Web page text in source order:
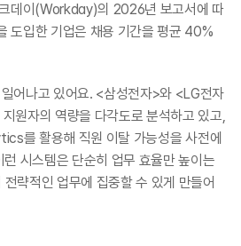
데이(Workday)의 2026년 보고서에 따
도입한 기업은 채용 기간을 평균 40%
어나고 있어요. <삼성전자>와 <LG전자
원자의 역량을 다각도로 분석하고 있고,
를 활용해 직원 이탈 가능성을 사전에
시스템은 단순히 업무 효율만 높이는
략적인 업무에 집중할 수 있게 만들어